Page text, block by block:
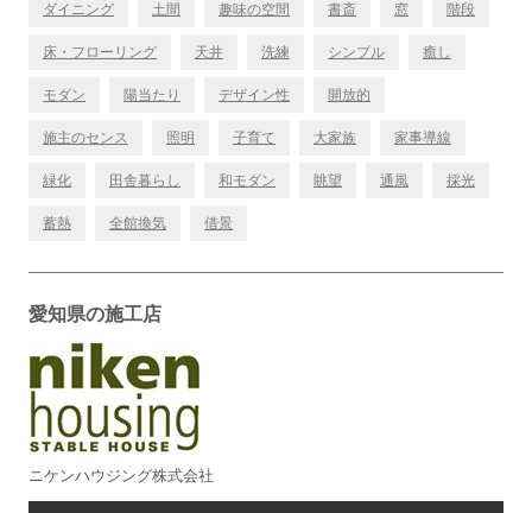
ダイニング 土間 趣味の空間 書斎 窓 階段
床・フローリング 天井 洗練 シンプル 癒し
モダン 陽当たり デザイン性 開放的
施主のセンス 照明 子育て 大家族 家事導線
緑化 田舎暮らし 和モダン 眺望 通風 採光
蓄熱 全館換気 借景
愛知県の施工店
ニケンハウジング株式会社